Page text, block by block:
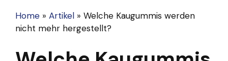
Home » Artikel » Welche Kaugummis werden
nicht mehr hergestellt?